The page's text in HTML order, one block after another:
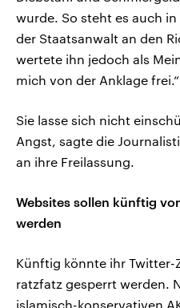
wurde. So steht es auch
der Staatsanwalt an den
wertete ihn jedoch als
mich von der Anklage frei.“
Sie lasse sich nicht
Angst, sagte die
an ihre Freilassung.
Websites sollen künftig
werden
Künftig könnte ihr Twitter-
ratzfatz gesperrt werden.
islamisch-konservativen